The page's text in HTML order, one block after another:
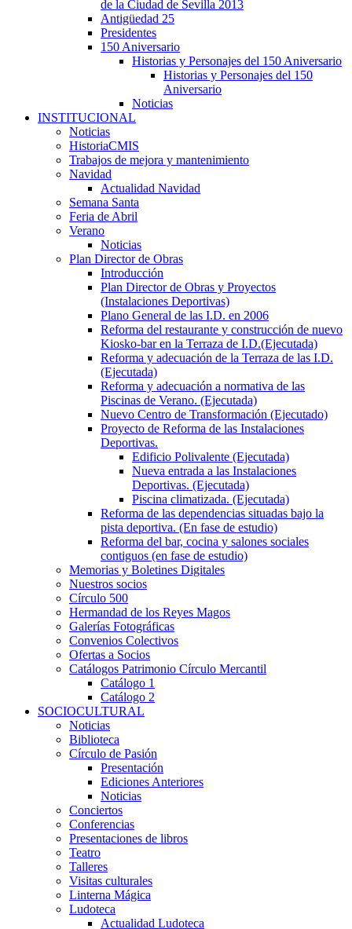
de la Ciudad de Sevilla 2013
Antigüedad 25
Presidentes
150 Aniversario
Historias y Personajes del 150 Aniversario
Historias y Personajes del 150
Aniversario
Noticias
INSTITUCIONAL
Noticias
HistoriaCMIS
Trabajos de mejora y mantenimiento
Navidad
Actualidad Navidad
Semana Santa
Feria de Abril
Verano
Noticias
Plan Director de Obras
Introducción
Plan Director de Obras y Proyectos
(Instalaciones Deportivas)
Plano General de las I.D. en 2006
Reforma del restaurante y construcción de nuevo
Kiosko-bar en la Terraza de I.D.(Ejecutada)
Reforma y adecuación de la Terraza de las I.D.
(Ejecutada)
Reforma y adecuación a normativa de las
Piscinas de Verano. (Ejecutada)
Nuevo Centro de Transformación (Ejecutado)
Proyecto de Reforma de las Instalaciones
Deportivas.
Edificio Polivalente (Ejecutada)
Nueva entrada a las Instalaciones
Deportivas. (Ejecutada)
Piscina climatizada. (Ejecutada)
Reforma de las dependencias situadas bajo la
pista deportiva. (En fase de estudio)
Reforma del bar, cocina y salones sociales
contiguos (en fase de estudio)
Memorias y Boletines Digitales
Nuestros socios
Círculo 500
Hermandad de los Reyes Magos
Galerías Fotográficas
Convenios Colectivos
Ofertas a Socios
Catálogos Patrimonio Círculo Mercantil
Catálogo 1
Catálogo 2
SOCIOCULTURAL
Noticias
Biblioteca
Círculo de Pasión
Presentación
Ediciones Anteriores
Noticias
Conciertos
Conferencias
Presentaciones de libros
Teatro
Talleres
Visitas culturales
Linterna Mágica
Ludoteca
Actualidad Ludoteca